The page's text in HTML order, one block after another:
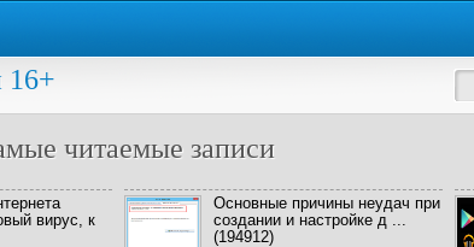
16+
читаемые записи
вирус, к
Основные причины неудач при
создании и настройке д ...
(194912)